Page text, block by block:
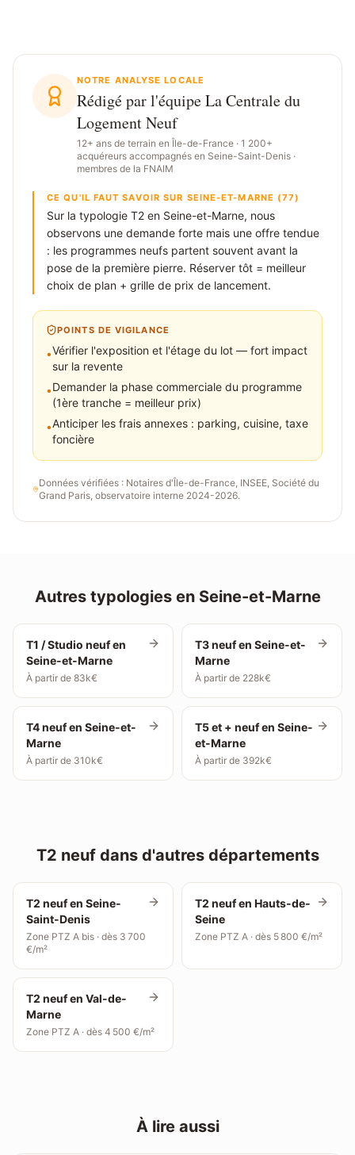
NOTRE ANALYSE LOCALE
Rédigé par l'équipe La Centrale du
Logement Neuf
12+ ans de terrain en Île-de-France · 1 200+
acquéreurs accompagnés en Seine-Saint-Denis ·
membres de la FNAIM
CE QU'IL FAUT SAVOIR SUR SEINE-ET-MARNE (77)
Sur la typologie T2 en Seine-et-Marne, nous
observons une demande forte mais une offre tendue
: les programmes neufs partent souvent avant la
pose de la première pierre. Réserver tôt = meilleur
choix de plan + grille de prix de lancement.
POINTS DE VIGILANCE
•Vérifier l'exposition et l'étage du lot — fort impact
sur la revente
•Demander la phase commerciale du programme
(1ère tranche = meilleur prix)
•Anticiper les frais annexes : parking, cuisine, taxe
foncière
Données vérifiées : Notaires d'Île-de-France, INSEE, Société du
Grand Paris, observatoire interne 2024-2026.
Autres typologies en Seine-et-Marne
T1 / Studio neuf en
Seine-et-Marne
À partir de 83k€
T3 neuf en Seine-et-
Marne
À partir de 228k€
T4 neuf en Seine-et-
Marne
À partir de 310k€
T5 et + neuf en Seine-
et-Marne
À partir de 392k€
T2 neuf dans d'autres départements
T2 neuf en Seine-
Saint-Denis
Zone PTZ A bis · dès 3 700
€/m²
T2 neuf en Hauts-de-
Seine
Zone PTZ A · dès 5 800 €/m²
T2 neuf en Val-de-
Marne
Zone PTZ A · dès 4 500 €/m²
À lire aussi